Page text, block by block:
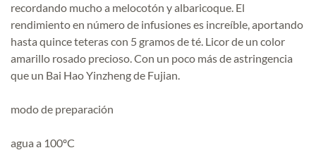
recordando mucho a melocotón y albaricoque. El
rendimiento en número de infusiones es increíble, aportando
hasta quince teteras con 5 gramos de té. Licor de un color
amarillo rosado precioso. Con un poco más de astringencia
que un Bai Hao Yinzheng de Fujian.
modo de preparación
agua a 100ºC